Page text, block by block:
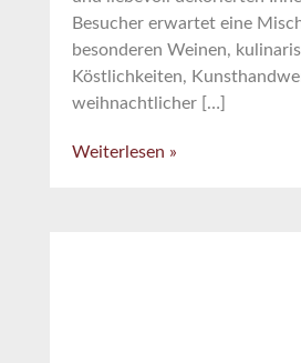
Besucher erwartet eine
besonderen Weinen,
Köstlichkeiten,
weihnachtlicher […]
Weiterlesen »